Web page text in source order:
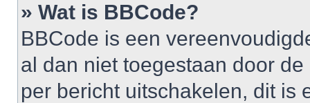
» Wat is BBCode?
BBCode is een
al dan niet toegestaan door
per bericht uitschakelen, dit is